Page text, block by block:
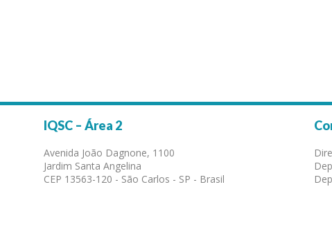
IQSC – Área 2
Avenida João Dagnone, 1100
Jardim Santa Angelina
CEP 13563-120 - São Carlos - SP - Brasil